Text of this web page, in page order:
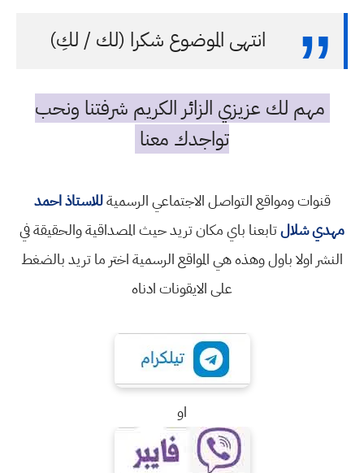
انتهى الموضوع شكرا (لك / لكِ)
مهم لك عزيزي الزائر الكريم شرفتنا ونحب
تواجدك معنا
قنوات ومواقع التواصل الاجتماعي الرسميةللاستاذ احمد
مهدي شلالتابعنا باي مكان تريد حيث المصداقية والحقيقة في
النشر اولا باول وهذه هي المواقع الرسمية اختر ما تريد بالضغط
على الايقونات ادناه
او